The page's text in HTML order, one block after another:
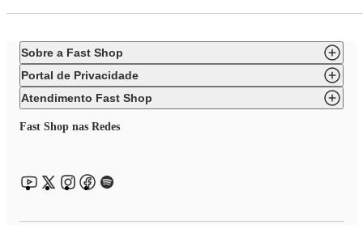
Sobre a Fast Shop
Portal de Privacidade
Atendimento Fast Shop
Fast Shop nas Redes